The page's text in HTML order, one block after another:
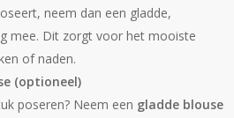
neem dan een gladde,
mee. Dit zorgt voor het mooiste
of naden.
(optioneel)
poseren? Neem een gladde blouse